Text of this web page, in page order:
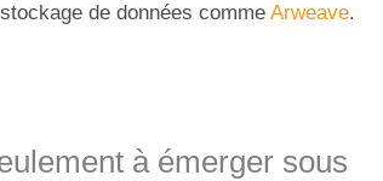
de données comme Arweave.
à émerger sous